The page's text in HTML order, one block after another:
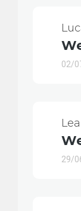
02/
29/